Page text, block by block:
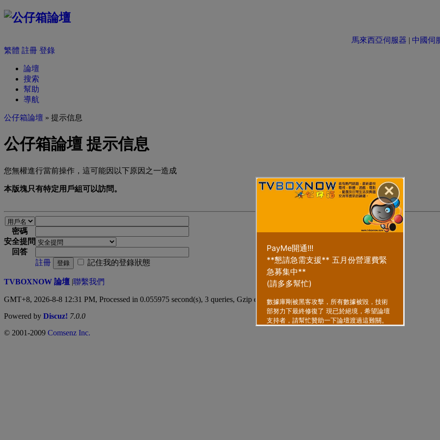
✕
馬來西亞伺服器 | 中國伺
繁體 註冊 登錄
論壇
搜索
幫助
導航
公仔箱論壇 » 提示信息
公仔箱論壇 提示信息
您無權進行當前操作，這可能因以下原因之一造成
本版塊只有特定用戶組可以訪問。
密碼
安全提問
回答
註冊
登錄 記住我的登錄狀態
TVBOXNOW 論壇 |聯繫我們
GMT+8, 2026-8-8 12:31 PM, Processed in 0.055975 second(s), 3 queries, Gzip enabled.
Powered by Discuz! 7.0.0
© 2001-2009 Comsenz Inc.